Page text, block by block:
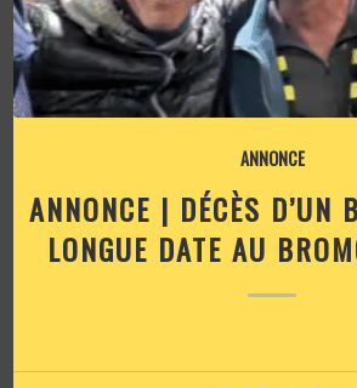
ANNONCE
ANNONCE | DÉCÈS D’UN
LONGUE DATE AU